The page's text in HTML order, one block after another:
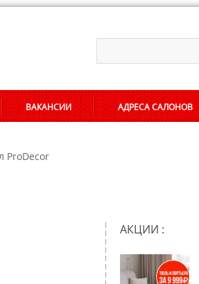
ВАКАНСИИ АДРЕСА САЛОНОВ
ProDecor
АКЦИИ :